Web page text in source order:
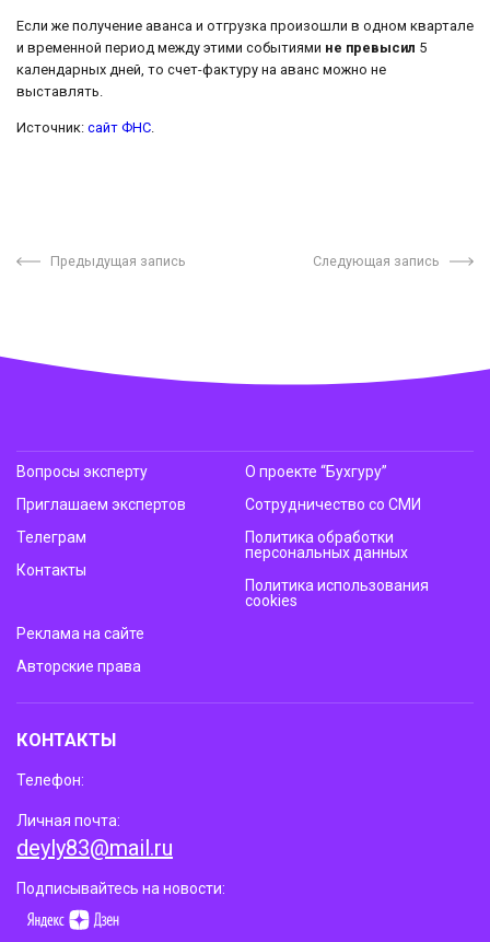
Если же получение аванса и отгрузка произошли в одном квартале
и временной период между этими событиями не превысил 5
календарных дней, то счет-фактуру на аванс можно не
выставлять.
Источник: сайт ФНС
Предыдущая запись Следующая запись
Вопросы эксперту
Приглашаем экспертов
Телеграм
Контакты
О проекте “Бухгуру”
Сотрудничество со СМИ
Политика обработки
персональных данных
Политика использования
cookies
Реклама на сайте
Авторские права
КОНТАКТЫ
Телефон:
Личная почта:
deyly83@mail.ru
Подписывайтесь на новости: